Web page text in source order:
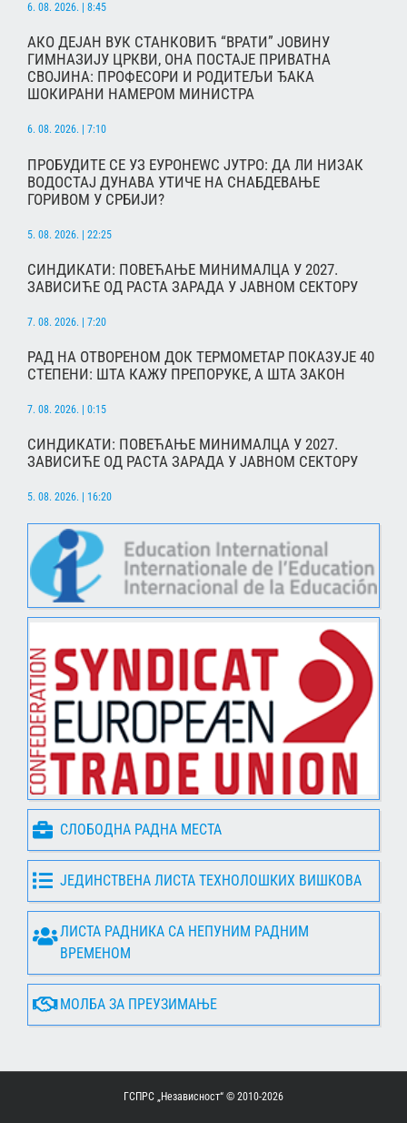
6. 08. 2026. | 8:45
АКО ДЕЈАН ВУК СТАНКОВИЋ “ВРАТИ” ЈОВИНУ
ГИМНАЗИЈУ ЦРКВИ, ОНА ПОСТАЈЕ ПРИВАТНА
СВОЈИНА: ПРОФЕСОРИ И РОДИТЕЉИ ЂАКА
ШОКИРАНИ НАМЕРОМ МИНИСТРА
6. 08. 2026. | 7:10
ПРОБУДИТЕ СЕ УЗ ЕУРОНЕWС ЈУТРО: ДА ЛИ НИЗАК
ВОДОСТАЈ ДУНАВА УТИЧЕ НА СНАБДЕВАЊЕ
ГОРИВОМ У СРБИЈИ?
5. 08. 2026. | 22:25
СИНДИКАТИ: ПОВЕЋАЊЕ МИНИМАЛЦА У 2027.
ЗАВИСИЋЕ ОД РАСТА ЗАРАДА У ЈАВНОМ СЕКТОРУ
7. 08. 2026. | 7:20
РАД НА ОТВОРЕНОМ ДОК ТЕРМОМЕТАР ПОКАЗУЈЕ 40
СТЕПЕНИ: ШТА КАЖУ ПРЕПОРУКЕ, А ШТА ЗАКОН
7. 08. 2026. | 0:15
СИНДИКАТИ: ПОВЕЋАЊЕ МИНИМАЛЦА У 2027.
ЗАВИСИЋЕ ОД РАСТА ЗАРАДА У ЈАВНОМ СЕКТОРУ
5. 08. 2026. | 16:20
СЛОБОДНА РАДНА МЕСТА
ЈЕДИНСТВЕНА ЛИСТА ТЕХНОЛОШКИХ ВИШКОВА
ЛИСТА РАДНИКА СА НЕПУНИМ РАДНИМ
ВРЕМЕНОМ
МОЛБА ЗА ПРЕУЗИМАЊЕ
ГСПРС „Независност“ © 2010-2026